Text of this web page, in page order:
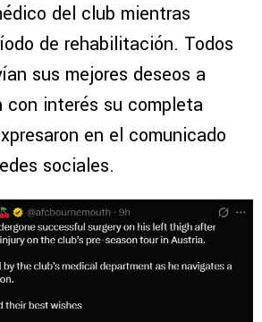
del club mientras
de rehabilitación. Todos
sus mejores deseos a
con interés su completa
en el comunicado
sociales.